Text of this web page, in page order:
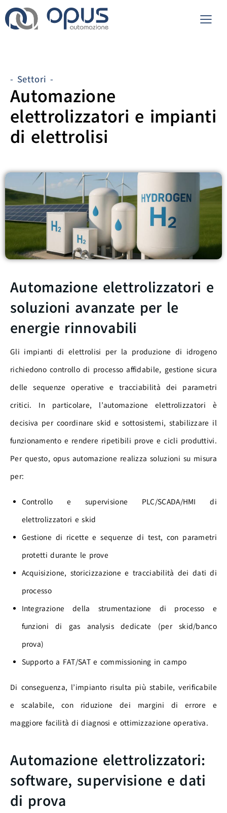
Idrogeno
- Settori -
Automazione
elettrolizzatori e impianti
di elettrolisi
Automazione elettrolizzatori e
soluzioni avanzate per le
energie rinnovabili
Gli impianti di elettrolisi per la produzione di idrogeno
richiedono controllo di processo affidabile, gestione sicura
delle sequenze operative e tracciabilità dei parametri
critici. In particolare, l’automazione elettrolizzatori è
decisiva per coordinare skid e sottosistemi, stabilizzare il
funzionamento e rendere ripetibili prove e cicli produttivi.
Per questo, opus automazione realizza soluzioni su misura
per:
Controllo e supervisione PLC/SCADA/HMI di
elettrolizzatori e skid
Gestione di ricette e sequenze di test, con parametri
protetti durante le prove
Acquisizione, storicizzazione e tracciabilità dei dati di
processo
Integrazione della strumentazione di processo e
funzioni di gas analysis dedicate (per skid/banco
prova)
Supporto a FAT/SAT e commissioning in campo
Di conseguenza, l’impianto risulta più stabile, verificabile
e scalabile, con riduzione dei margini di errore e
maggiore facilità di diagnosi e ottimizzazione operativa.
Automazione elettrolizzatori:
software, supervisione e dati
di prova